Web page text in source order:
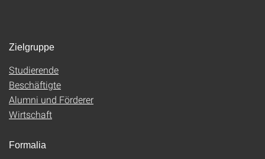
Zielgruppe
Studierende
Beschäftigte
Alumni und Förderer
Wirtschaft
Formalia